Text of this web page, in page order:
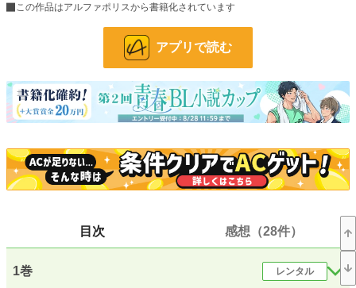
今迄のお話で完結はしています。なので以降はレイの心情深堀の形となりますの
で、章を分けて表示します。
１話目はちょっと暗めですが………。
多分、10話前後で終わる予定。軽く読めるように、私としては１話ずつを短め
にしております。
ストックが切れるまで、毎日更新予定です。
お気に入り
この作品はアルファポリスから書籍化されています
アプリで読む
目次 感想（28件）
1巻 レンタル